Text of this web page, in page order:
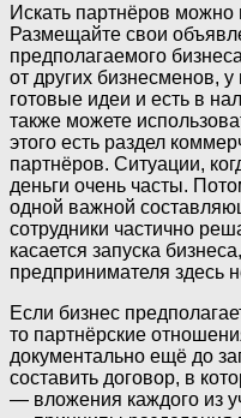
Искать партнёров
Размещайте свои
предполагаемого
от других бизнесменов,
готовые идеи и есть в
также можете
этого есть раздел
партнёров. Ситуации,
деньги очень часты.
одной важной
сотрудники частично
касается запуска
предпринимателя здесь
Если бизнес
то партнёрские
документально ещё до
составить договор, в
— вложения каждого из